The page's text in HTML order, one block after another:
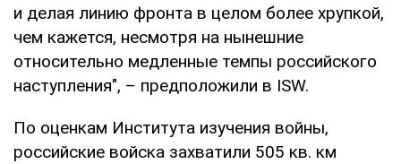
и делая линию фронта в целом более хрупкой,
чем кажется, несмотря на нынешние
относительно медленные темпы российского
наступления", – предположили в ISW.
По оценкам Института изучения войны,
российские войска захватили 505 кв. км